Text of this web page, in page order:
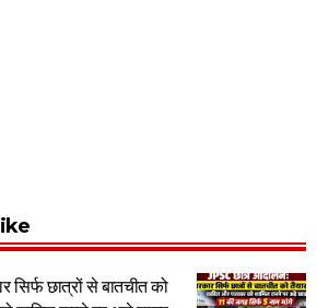
सिर्फ छात्रों से बातचीत को